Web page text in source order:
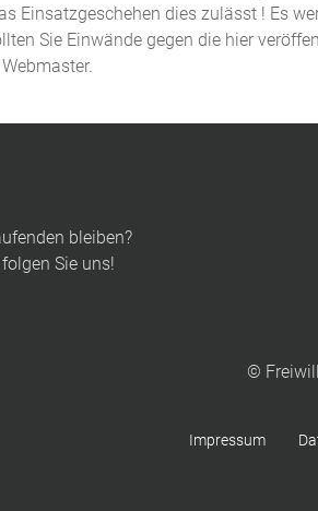
Einsatzgeschehen dies zulässt ! Es
Sie Einwände gegen die hier
bleiben?
Sie uns!
©
Impressum